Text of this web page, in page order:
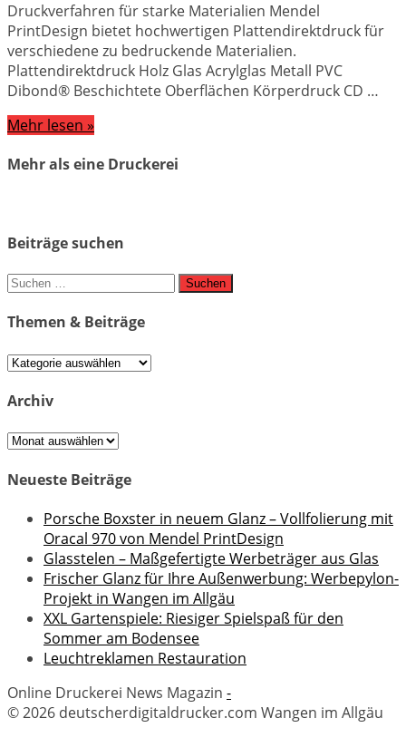
Druckverfahren für starke Materialien Mendel
PrintDesign bietet hochwertigen Plattendirektdruck für
verschiedene zu bedruckende Materialien.
Plattendirektdruck Holz Glas Acrylglas Metall PVC
Dibond® Beschichtete Oberflächen Körperdruck CD …
Mehr lesen »
Mehr als eine Druckerei
Beiträge suchen
Suchen
Themen & Beiträge
Themen
Beiträge
Archiv
Archiv
Neueste Beiträge
Porsche Boxster in neuem Glanz – Vollfolierung mit
Oracal 970 von Mendel PrintDesign
Glasstelen – Maßgefertigte Werbeträger aus Glas
Frischer Glanz für Ihre Außenwerbung: Werbepylon-
Projekt in Wangen im Allgäu
XXL Gartenspiele: Riesiger Spielspaß für den
Sommer am Bodensee
Leuchtreklamen Restauration
Online Druckerei News Magazin -
© 2026 deutscherdigitaldrucker.com Wangen im Allgäu